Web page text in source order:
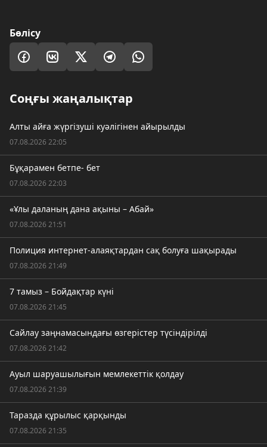
Бөлісу
Соңғы жаңалықтар
Алты айға жүргізуші куәлігінен айырылды
07.08.2026 22:05
Бұқарамен бетпе- бет
07.08.2026 22:03
«Ұлы даланың дана ақыны – Абай»
07.08.2026 21:51
Полиция интернет-алаяқтардан сақ болуға шақырады
07.08.2026 21:49
7 тамыз – Бойдақтар күні
07.08.2026 21:45
Сайлау заңнамасындағы өзгерістер түсіндірілді
07.08.2026 21:42
Ауыл шаруашылығын мемлекеттік қолдау
07.08.2026 21:39
Таразда құрылыс қарқынды
07.08.2026 21:35